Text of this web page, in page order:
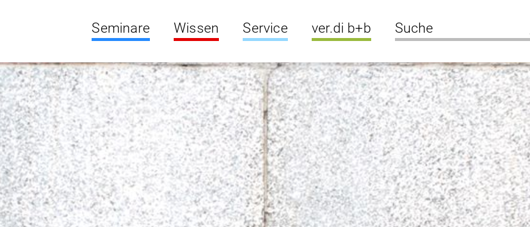
Seminare Wissen Service ver.di b+b